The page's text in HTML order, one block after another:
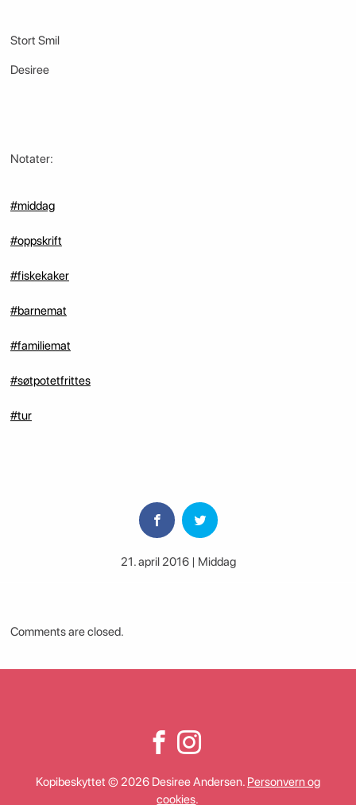
Stort Smil
Desiree
Notater:
#middag
#oppskrift
#fiskekaker
#barnemat
#familiemat
#søtpotetfrittes
#tur
21. april 2016 | Middag
Comments are closed.
Kopibeskyttet © 2026 Desiree Andersen. Personvern og
cookies.